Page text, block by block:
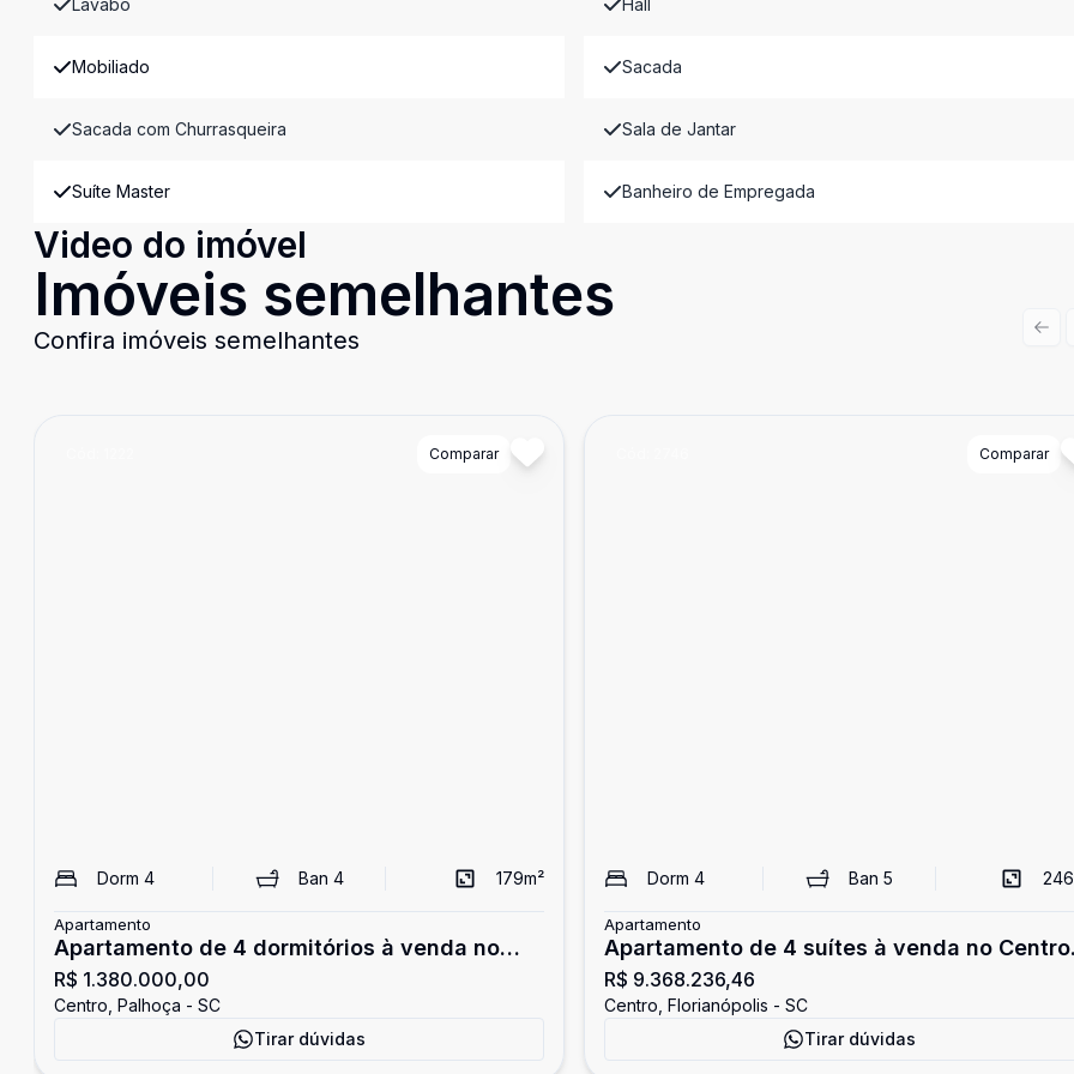
Lavabo Hall
Mobiliado Sacada
Sacada com Churrasqueira Sala de Jantar
Suíte Master Banheiro de Empregada
Video do imóvel
Imóveis semelhantes
Confira imóveis semelhantes
Comparar
Dorm 4 Ban 4 179m²
Apartamento
Apartamento de 4 dormitórios à venda no
Centro de Palhoça
R$ 1.380.000,00
Centro, Palhoça - SC
Tirar dúvidas
Comparar
Dorm 4 Ban 5 246
Apartamento
Apartamento de 4 suítes à venda no Centro
de Florianópolis
R$ 9.368.236,46
Centro, Florianópolis - SC
Tirar dúvidas